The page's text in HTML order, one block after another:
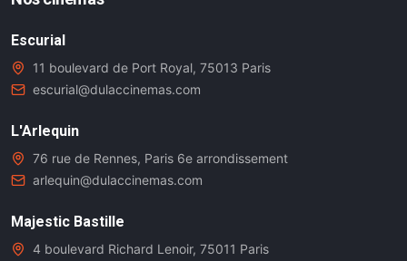
Escurial
11 boulevard de Port Royal, 75013 Paris
escurial@dulaccinemas.com
L'Arlequin
76 rue de Rennes, Paris 6e arrondissement
arlequin@dulaccinemas.com
Majestic Bastille
4 boulevard Richard Lenoir, 75011 Paris